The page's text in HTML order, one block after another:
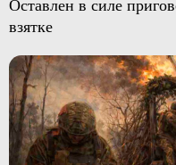
Оставлен в силе
взятке